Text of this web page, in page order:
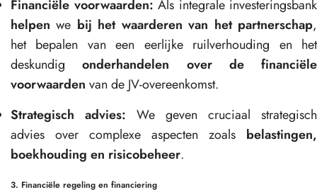
Financiële voorwaarden: Als integrale investeringsbank
helpen we bij het waarderen van het partnerschap,
het bepalen van een eerlijke ruilverhouding en het
deskundigonderhandelen over de financiële
voorwaarden van de JV-overeenkomst.
Strategisch advies: We geven cruciaal strategisch
advies over complexe aspecten zoals belastingen,
boekhouding en risicobeheer.
3. Financiële regeling en financiering